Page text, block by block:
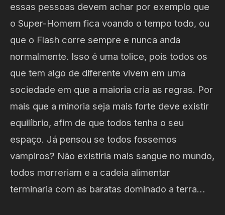
essas pessoas devem achar por exemplo que
o Super-Homem fica voando o tempo todo, ou
que o Flash corre sempre e nunca anda
normalmente. Isso é uma tolice, pois todos os
que tem algo de diferente vivem em uma
sociedade em que a maioria cria as regras. Por
mais que a minoria seja mais forte deve existir
equilíbrio, afim de que todos tenha o seu
espaço. Já pensou se todos fossemos
vampiros? Não existiria mais sangue no mundo,
todos morreriam e a cadeia alimentar
terminaria com as baratas dominado a terra…